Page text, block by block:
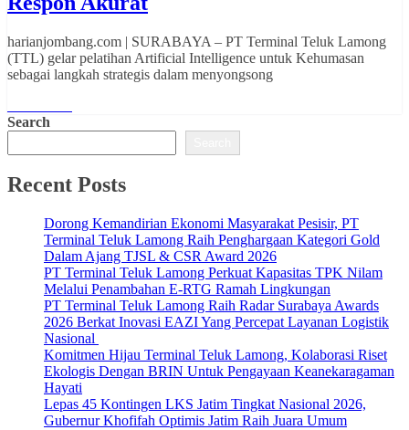
harianjombang.com | SURABAYA – PT Terminal Teluk Lamong
(TTL) gelar pelatihan Artificial Intelligence untuk Kehumasan
sebagai langkah strategis dalam menyongsong
Search
Recent Posts
Dorong Kemandirian Ekonomi Masyarakat Pesisir, PT
Terminal Teluk Lamong Raih Penghargaan Kategori Gold
Dalam Ajang TJSL & CSR Award 2026
PT Terminal Teluk Lamong Perkuat Kapasitas TPK Nilam
Melalui Penambahan E-RTG Ramah Lingkungan
PT Terminal Teluk Lamong Raih Radar Surabaya Awards
2026 Berkat Inovasi EAZI Yang Percepat Layanan Logistik
Nasional
Komitmen Hijau Terminal Teluk Lamong, Kolaborasi Riset
Ekologis Dengan BRIN Untuk Pengayaan Keanekaragaman
Hayati
Lepas 45 Kontingen LKS Jatim Tingkat Nasional 2026,
Gubernur Khofifah Optimis Jatim Raih Juara Umum